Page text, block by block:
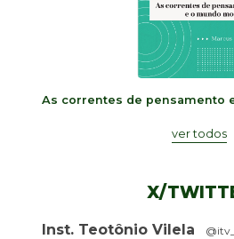
As correntes de pensamento
ver todos
X/
Inst. Teotônio Vilela